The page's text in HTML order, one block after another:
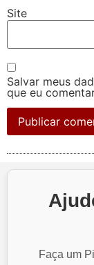
Site
Salvar meus
que eu
Faça um